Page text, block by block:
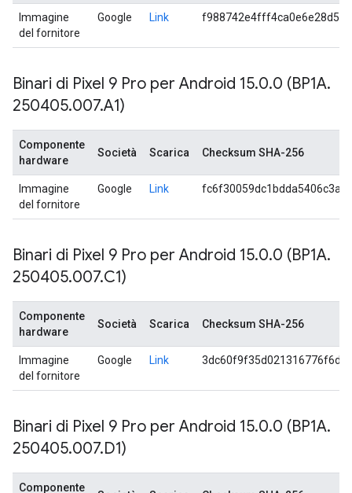
Immagine
del fornitore
Google Link
Binari di Pixel 9 Pro per Android 15.0.0 (BP1A.
250405.007.A1)
Componente
hardware
Società Scarica Checksum SHA-256
Immagine
del fornitore
Google Link
Binari di Pixel 9 Pro per Android 15.0.0 (BP1A.
250405.007.C1)
Componente
hardware
Società Scarica Checksum SHA-256
Immagine
del fornitore
Google Link
Binari di Pixel 9 Pro per Android 15.0.0 (BP1A.
250405.007.D1)
Componente